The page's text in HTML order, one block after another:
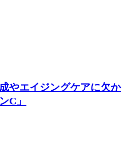
やエイジングケアに欠か
C」